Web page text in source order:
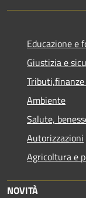
Educazione e
Giustizia e
Ambiente
Salute,
Autorizzazioni
Agricoltura e
NOVITÀ